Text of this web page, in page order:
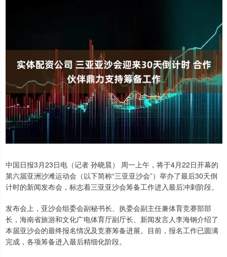
中国日报3月23日电（记者 孙晓晨） 周一上午，将于4月22日开幕的
第六届亚洲沙滩运动会（以下简称“三亚亚沙会”）举办了最后30天倒
计时的新闻发布会，标志着三亚亚沙会筹备工作进入最后冲刺阶段。
发布会上，亚沙会组委会副秘书长、执委会副主任兼体育竞赛部部
长，海南省旅游和文化广电体育厅副厅长、新闻发言人李海钢介绍了
本届亚沙会的最终报名情况及竞赛筹备进展。目前，报名工作已圆满
完成，各项筹备进入最后精细化阶段。